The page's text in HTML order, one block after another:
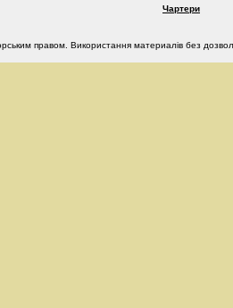
Чартери
правом. Використання материалів без